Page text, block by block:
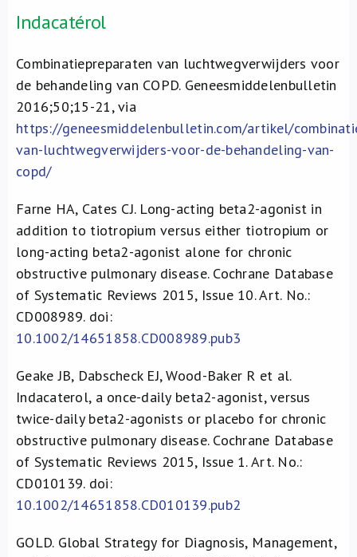
Indacatérol
Combinatiepreparaten van luchtwegverwijders voor
de behandeling van COPD. Geneesmiddelenbulletin
2016;50;15-21, via
https://geneesmiddelenbulletin.com/artikel/
van-luchtwegverwijders-voor-de-behandeling-van-
copd/
Farne HA, Cates CJ. Long-acting beta2-agonist in
addition to tiotropium versus either tiotropium or
long-acting beta2-agonist alone for chronic
obstructive pulmonary disease. Cochrane Database
of Systematic Reviews 2015, Issue 10. Art. No.:
CD008989. doi:
10.1002/14651858.CD008989.pub3
Geake JB, Dabscheck EJ, Wood-Baker R et al.
Indacaterol, a once-daily beta2-agonist, versus
twice-daily beta2-agonists or placebo for chronic
obstructive pulmonary disease. Cochrane Database
of Systematic Reviews 2015, Issue 1. Art. No.:
CD010139. doi:
10.1002/14651858.CD010139.pub2
GOLD. Global Strategy for Diagnosis, Management,